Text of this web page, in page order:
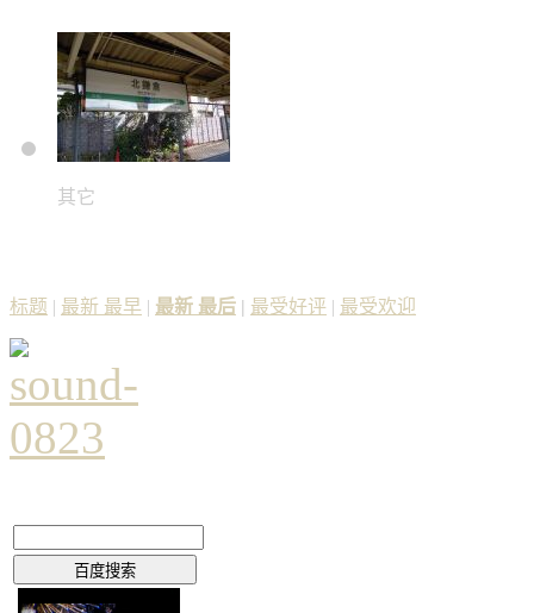
其它
标题 | 最新 最早 | 最新 最后 | 最受好评 | 最受欢迎